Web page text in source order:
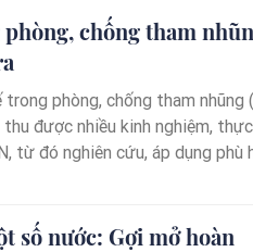
chống tham
phòng, chống tham nhũng (
được nhiều kinh nghiệm, thực
từ đó nghiên cứu, áp dụng phù
số nước: Gợi mở hoàn